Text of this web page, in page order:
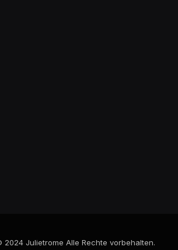
Julietrome Alle Rechte vorbehalten.